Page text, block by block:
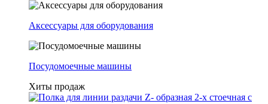
Аксессуары для оборудования
Посудомоечные машины
Хиты продаж